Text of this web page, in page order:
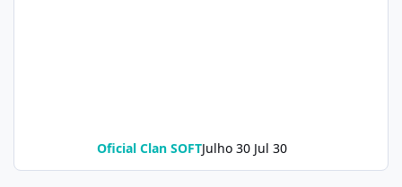
Oficial Clan SOFTJulho 30 Jul 30